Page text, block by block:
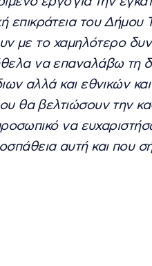
επικράτεια του
με το χαμηλότερο
να επαναλάβω τη
αλλά και εθνικών
θα βελτιώσουν την
να
αυτή και που